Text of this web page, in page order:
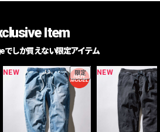
Item
でしか買えない限定アイテム
NEW 限定 NEW